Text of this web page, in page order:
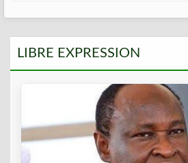
LIBRE EXPRESSION